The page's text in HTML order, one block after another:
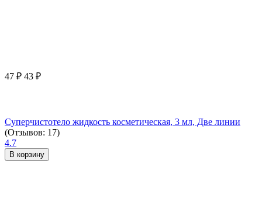
47 ₽ 43 ₽
Суперчистотело жидкость косметическая, 3 мл, Две линии
(Отзывов: 17)
4.7
В корзину